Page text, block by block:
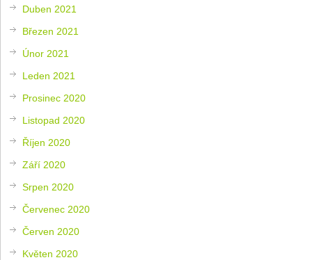
Duben 2021
Březen 2021
Únor 2021
Leden 2021
Prosinec 2020
Listopad 2020
Říjen 2020
Září 2020
Srpen 2020
Červenec 2020
Červen 2020
Květen 2020